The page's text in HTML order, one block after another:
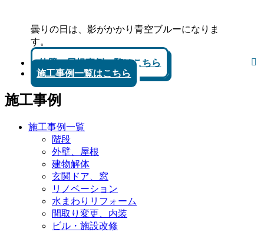
曇りの日は、影がかかり青空ブルーになりま
す。
外壁、屋根事例一覧はこちら
施工事例一覧はこちら
施工事例
施工事例一覧
階段
外壁、屋根
建物解体
玄関ドア、窓
リノベーション
水まわりリフォーム
間取り変更、内装
ビル・施設改修